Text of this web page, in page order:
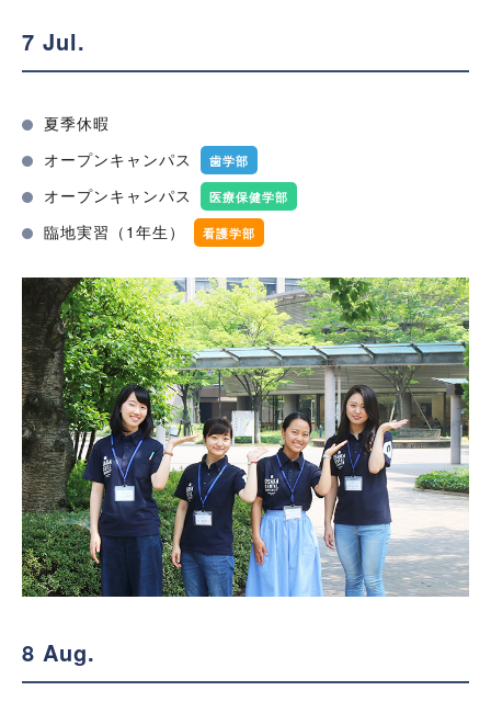
7 Jul.
夏季休暇
オープンキャンパス
歯学部
オープンキャンパス 医療保健学部
臨地実習（1年生） 看護学部
8 Aug.